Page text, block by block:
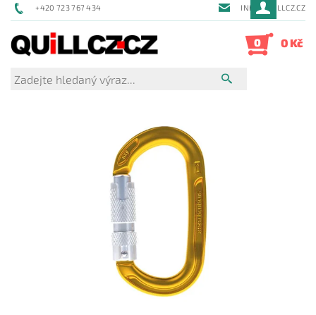
+420 723 767 434 INFO@QUILLCZ.CZ
0 0 Kč